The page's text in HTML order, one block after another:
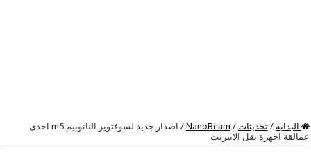
البداية / تحديثات /
NanoBeam
/
اصدار جديد لسوفتوير النانوبيم m5 احدى
عمالقة اجهزة نقل الانترنت